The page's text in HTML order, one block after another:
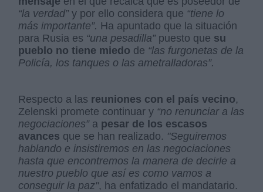
“la verdad”y por ello considera que “tiene lo
más importante”. Ha apuntado que la situación
para Rusia es “una pesadilla”puesto que su
pueblo no tiene miedo de “las furgonetas de la
Policía, los tanques o las ametralladoras”.
Respecto a las reuniones con el país vecino,
Zelenski promete continuar y “no renunciar a las
negociaciones”a pesar de los escasos
avances que se han realizado. "Seguiremos
hablando e insistiremos en las negociaciones
hasta que encontremos la manera de decirle a
nuestro pueblo que así es como vamos a
conseguir la paz", ha enfatizado el mandatario.